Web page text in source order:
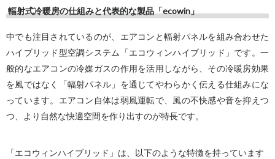
輻射式冷暖房の仕組みと代表的な製品「ecowin」
中でも注目されているのが、 エアコンと輻射パネルを組み合わせた
ハイブリッド型空調システム「エコウィンハイブリッド」です 。一
般的なエアコンの冷媒ガスの作用を活用しながら、その冷暖房効果
を風ではなく「輻射パネル」を通じてやわらかく伝える仕組みにな
っています。エアコン自体は弱風運転で、風の不快感や音を抑えつ
つ、より自然な快適空間を作り出すのが特長です。
「エコウィンハイブリッド」は、以下のような特徴を持っています